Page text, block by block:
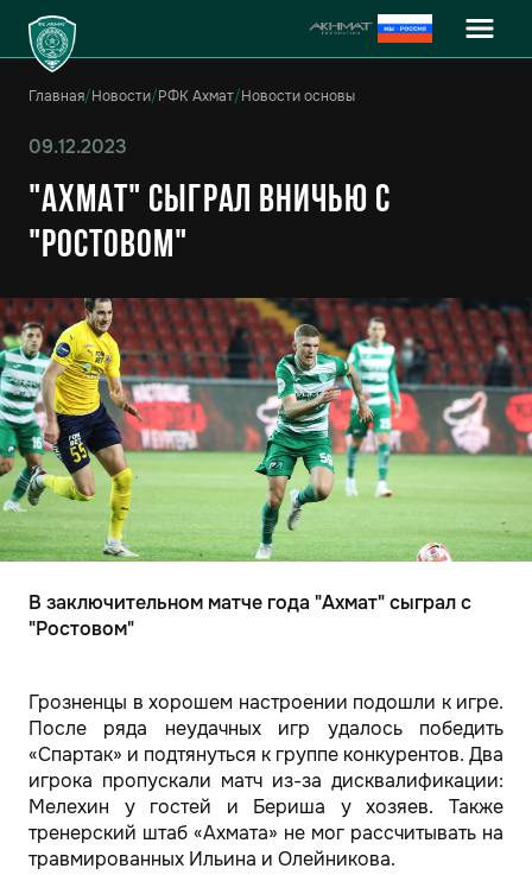
Главная/Новости/РФК Ахмат/Новости основы
09.12.2023
"Ахмат" сыграл вничью с
"Ростовом"
В заключительном матче года "Ахмат" сыграл с
"Ростовом"
Грозненцы в хорошем настроении подошли к игре.
После ряда неудачных игр удалось победить
«Спартак» и подтянуться к группе конкурентов. Два
игрока пропускали матч из-за дисквалификации:
Мелехин у гостей и Бериша у хозяев. Также
тренерский штаб «Ахмата» не мог рассчитывать на
травмированных Ильина и Олейникова.